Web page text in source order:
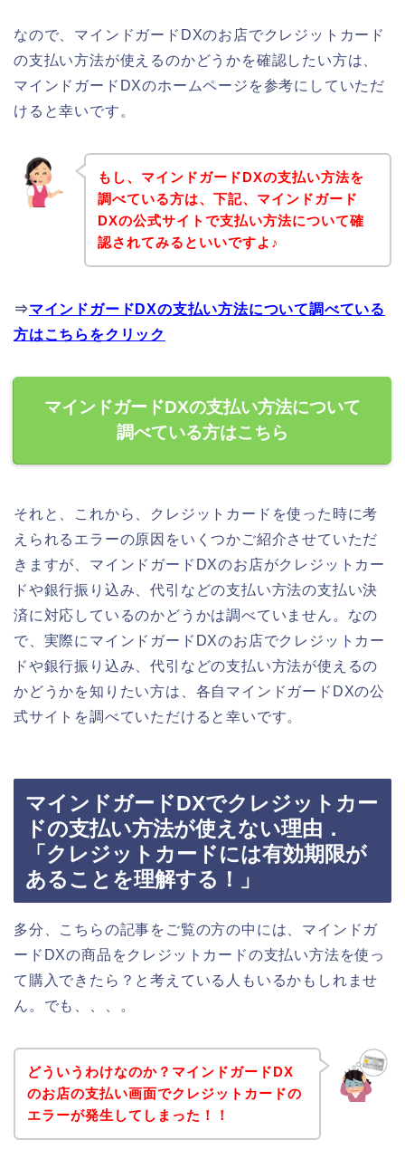
なので、マインドガードDXのお店でクレジットカード
の支払い方法が使えるのかどうかを確認したい方は、
マインドガードDXのホームページを参考にしていただ
けると幸いです。
もし、マインドガードDXの支払い方法を
調べている方は、下記、マインドガード
DXの公式サイトで支払い方法について確
認されてみるといいですよ♪
⇒マインドガードDXの支払い方法について調べている
方はこちらをクリック
マインドガードDXの支払い方法について
調べている方はこちら
それと、これから、クレジットカードを使った時に考
えられるエラーの原因をいくつかご紹介させていただ
きますが、マインドガードDXのお店がクレジットカー
ドや銀行振り込み、代引などの支払い方法の支払い決
済に対応しているのかどうかは調べていません。なの
で、実際にマインドガードDXのお店でクレジットカー
ドや銀行振り込み、代引などの支払い方法が使えるの
かどうかを知りたい方は、各自マインドガードDXの公
式サイトを調べていただけると幸いです。
マインドガードDXでクレジットカー
ドの支払い方法が使えない理由．
「クレジットカードには有効期限が
あることを理解する！」
多分、こちらの記事をご覧の方の中には、マインドガ
ードDXの商品をクレジットカードの支払い方法を使っ
て購入できたら？と考えている人もいるかもしれませ
ん。でも、、、。
どういうわけなのか？マインドガードDX
のお店の支払い画面でクレジットカードの
エラーが発生してしまった！！